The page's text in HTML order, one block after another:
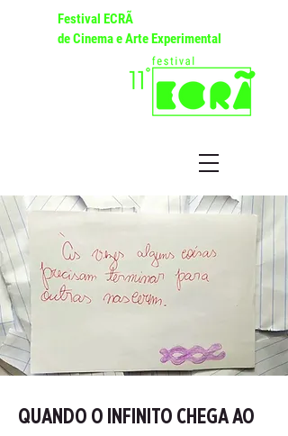
Festival ECRÃ
de Cinema e Arte Experimental
QUANDO O INFINITO CHEGA AO